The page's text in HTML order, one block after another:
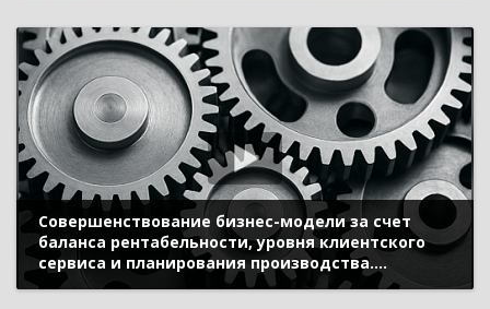
Совершенствование бизнес-модели за счет
баланса рентабельности, уровня клиентского
сервиса и планирования производства.
Внедрение «1C:ERP» (10-й Бизнес-форум 1С:ERP